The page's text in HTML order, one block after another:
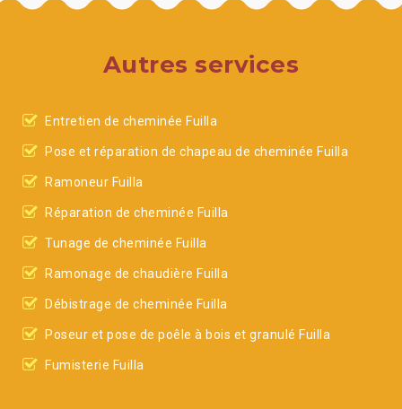
Autres services
Entretien de cheminée Fuilla
Pose et réparation de chapeau de cheminée Fuilla
Ramoneur Fuilla
Réparation de cheminée Fuilla
Tunage de cheminée Fuilla
Ramonage de chaudière Fuilla
Débistrage de cheminée Fuilla
Poseur et pose de poêle à bois et granulé Fuilla
Fumisterie Fuilla